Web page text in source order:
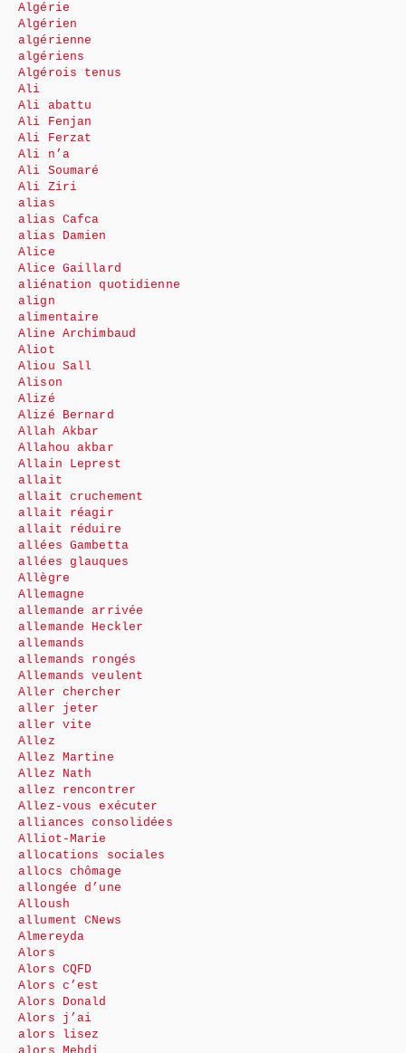
Algérie
Algérien
algérienne
algériens
Algérois tenus
Ali
Ali abattu
Ali Fenjan
Ali Ferzat
Ali n’a
Ali Soumaré
Ali Ziri
alias
alias Cafca
alias Damien
Alice
Alice Gaillard
aliénation quotidienne
align
alimentaire
Aline Archimbaud
Aliot
Aliou Sall
Alison
Alizé
Alizé Bernard
Allah Akbar
Allahou akbar
Allain Leprest
allait
allait cruchement
allait réagir
allait réduire
allées Gambetta
allées glauques
Allègre
Allemagne
allemande arrivée
allemande Heckler
allemands
allemands rongés
Allemands veulent
Aller chercher
aller jeter
aller vite
Allez
Allez Martine
Allez Nath
allez rencontrer
Allez-vous exécuter
alliances consolidées
Alliot-Marie
allocations sociales
allocs chômage
allongée d’une
Alloush
allument CNews
Almereyda
Alors
Alors CQFD
Alors c’est
Alors Donald
Alors j’ai
alors lisez